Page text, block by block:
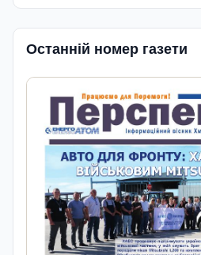
Останній номер газети